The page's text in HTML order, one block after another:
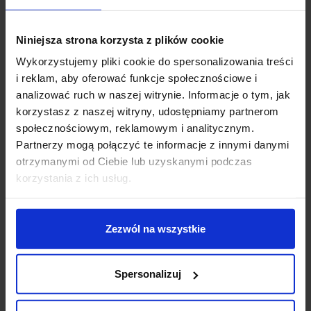
Niniejsza strona korzysta z plików cookie
Wykorzystujemy pliki cookie do spersonalizowania treści
i reklam, aby oferować funkcje społecznościowe i
analizować ruch w naszej witrynie. Informacje o tym, jak
korzystasz z naszej witryny, udostępniamy partnerom
społecznościowym, reklamowym i analitycznym.
Partnerzy mogą połączyć te informacje z innymi danymi
otrzymanymi od Ciebie lub uzyskanymi podczas
korzystania z ich usług.
Zezwól na wszystkie
Spersonalizuj
mocy 12W i białej, ciepłej 3000K. Prosty montaż
fantastycznych kombinacji!
Parametry techniczne:
Źródło światła: SMD LED 12W
Sposób montażu: ścienny
Wymiary: długość 76cm, wysokość 54cm, głębokość
12cm
Średnica rurki: 1,25cm
Materiał wykonania: aluminium + tworzywo
Strumień świetlny: 1000lm
Barwa światła: biała ciepła 3000K
Kąt świecenia: 120º
Zasilacz: wewnętrzny, wbudowany
Klasa ochrony: I